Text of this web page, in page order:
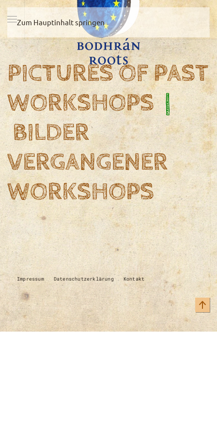
Zum Hauptinhalt springen
PICTURES OF PAST
WORKSHOPS|
BILDER
VERGANGENER
WORKSHOPS
Impressum Datenschutzerklärung Kontakt